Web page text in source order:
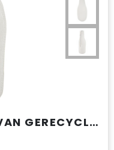
FRIS FLESSENHOUDER VAN GERECYCLED NEOPREEN